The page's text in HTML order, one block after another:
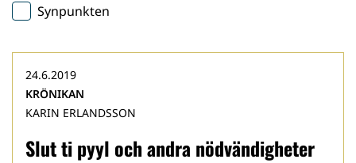
Synpunkten
Slut ti pyyl och andra nödvändigheter
24.6.2019
KRÖNIKAN
KARIN ERLANDSSON